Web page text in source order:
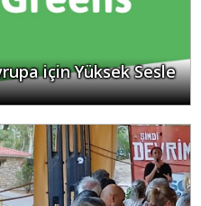
için Yüksek Sesle